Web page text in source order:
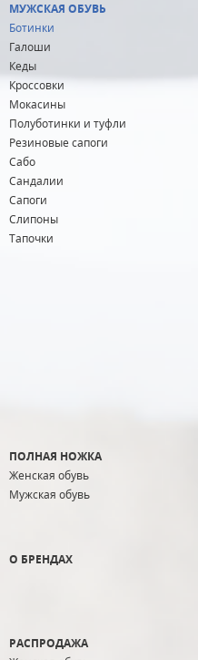
МУЖСКАЯ ОБУВЬ
Ботинки
Галоши
Кеды
Кроссовки
Мокасины
Полуботинки и туфли
Резиновые сапоги
Сабо
Сандалии
Сапоги
Слипоны
Тапочки
ПОЛНАЯ НОЖКА
Женская обувь
Мужская обувь
О БРЕНДАХ
РАСПРОДАЖА